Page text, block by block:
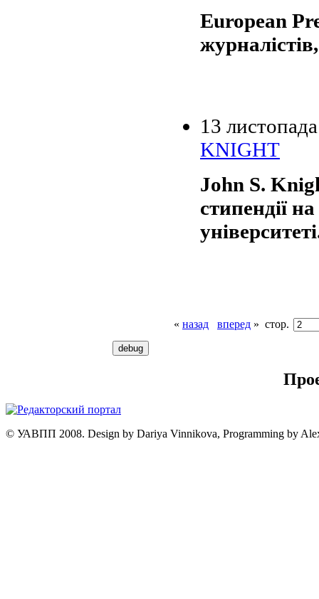
European
13
KNIGHT
John S.
стипендії
« назад вперед » стор.
© УАВПП 2008. Design by Dariya Vinnikova, Programming by